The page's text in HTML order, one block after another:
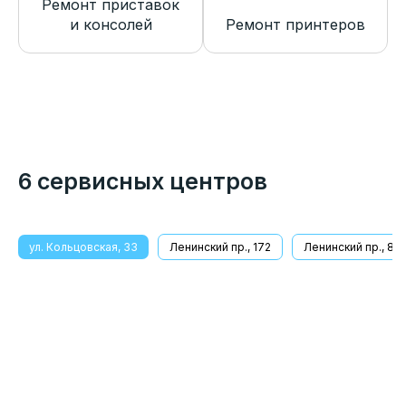
Ремонт приставок
и консолей
Ремонт принтеров
6 сервисных центров
ул. Кольцовская, 33 Ленинский пр., 172 Ленинский пр., 8/1